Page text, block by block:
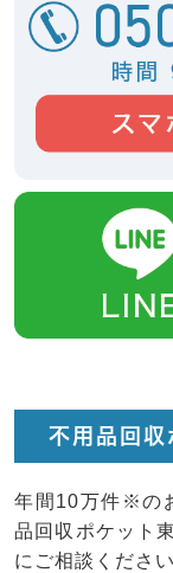
不用品回収
年間10万件※の
品回収ポケット
にご相談ください